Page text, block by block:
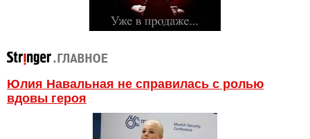
Юлия Навальная не справилась с ролью
вдовы героя